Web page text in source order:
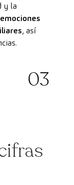
y la
emociones
, así
03